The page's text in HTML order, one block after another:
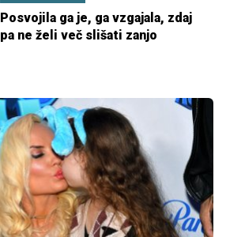
Posvojila ga je, ga vzgajala, zdaj
pa ne želi več slišati zanjo